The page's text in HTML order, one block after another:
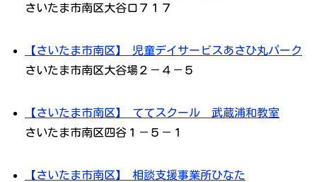
さいたま市南区大谷口７１７
【さいたま市南区】 児童デイサービスあさひ丸パーク
さいたま市南区大谷場２－４－５
【さいたま市南区】 ててスクール 武蔵浦和教室
さいたま市南区四谷１－５－１
【さいたま市南区】 相談支援事業所ひなた